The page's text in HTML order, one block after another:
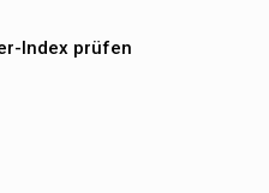
Index prüfen